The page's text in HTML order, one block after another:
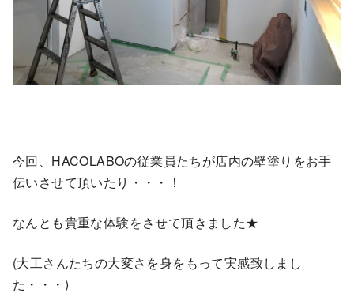
今回、HACOLABOの従業員たちが店内の壁塗りをお手
伝いさせて頂いたり・・・！
なんとも貴重な体験をさせて頂きました★
(大工さんたちの大変さを身をもって実感致しまし
た・・・)